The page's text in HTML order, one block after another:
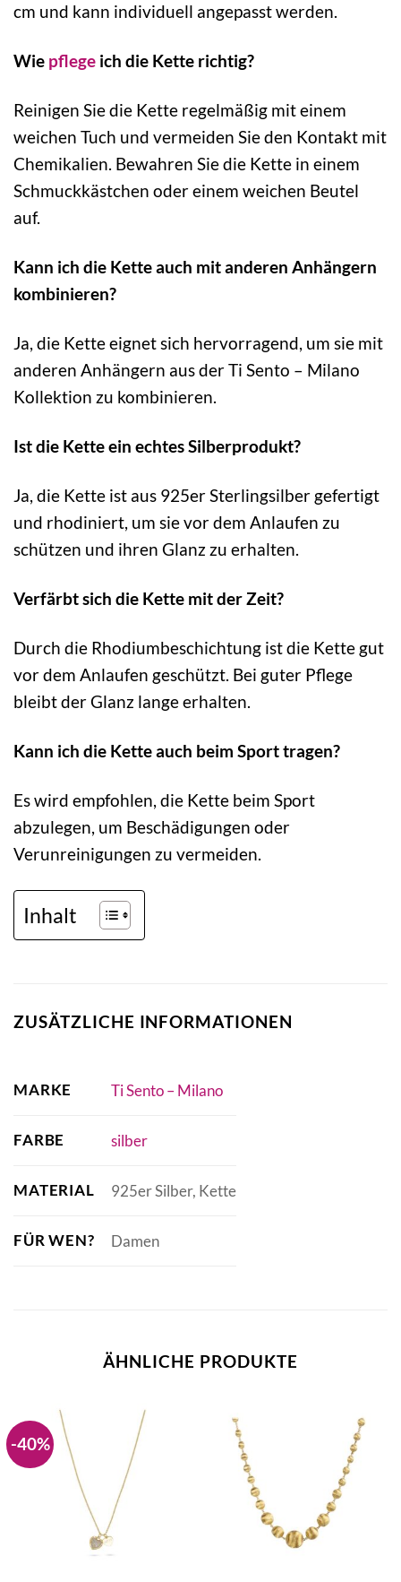
cm und kann individuell angepasst werden.
Wie pflege ich die Kette richtig?
Reinigen Sie die Kette regelmäßig mit einem
weichen Tuch und vermeiden Sie den Kontakt mit
Chemikalien. Bewahren Sie die Kette in einem
Schmuckkästchen oder einem weichen Beutel
auf.
Kann ich die Kette auch mit anderen Anhängern
kombinieren?
Ja, die Kette eignet sich hervorragend, um sie mit
anderen Anhängern aus der Ti Sento – Milano
Kollektion zu kombinieren.
Ist die Kette ein echtes Silberprodukt?
Ja, die Kette ist aus 925er Sterlingsilber gefertigt
und rhodiniert, um sie vor dem Anlaufen zu
schützen und ihren Glanz zu erhalten.
Verfärbt sich die Kette mit der Zeit?
Durch die Rhodiumbeschichtung ist die Kette gut
vor dem Anlaufen geschützt. Bei guter Pflege
bleibt der Glanz lange erhalten.
Kann ich die Kette auch beim Sport tragen?
Es wird empfohlen, die Kette beim Sport
abzulegen, um Beschädigungen oder
Verunreinigungen zu vermeiden.
Inhalt
ZUSÄTZLICHE INFORMATIONEN
MARKE Ti Sento – Milano
FARBE silber
MATERIAL 925er Silber, Kette
FÜR WEN? Damen
ÄHNLICHE PRODUKTE
-40%